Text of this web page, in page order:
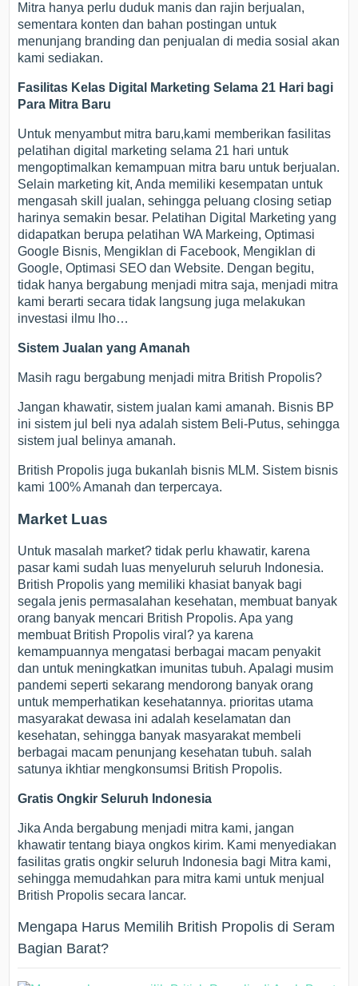
Mitra hanya perlu duduk manis dan rajin berjualan,
sementara konten dan bahan postingan untuk
menunjang branding dan penjualan di media sosial akan
kami sediakan.
Fasilitas Kelas Digital Marketing Selama 21 Hari bagi
Para Mitra Baru
Untuk menyambut mitra baru,kami memberikan fasilitas
pelatihan digital marketing selama 21 hari untuk
mengoptimalkan kemampuan mitra baru untuk berjualan.
Selain marketing kit, Anda memiliki kesempatan untuk
mengasah skill jualan, sehingga peluang closing setiap
harinya semakin besar. Pelatihan Digital Marketing yang
didapatkan berupa pelatihan WA Markeing, Optimasi
Google Bisnis, Mengiklan di Facebook, Mengiklan di
Google, Optimasi SEO dan Website. Dengan begitu,
tidak hanya bergabung menjadi mitra saja, menjadi mitra
kami berarti secara tidak langsung juga melakukan
investasi ilmu lho…
Sistem Jualan yang Amanah
Masih ragu bergabung menjadi mitra British Propolis?
Jangan khawatir, sistem jualan kami amanah. Bisnis BP
ini sistem jul beli nya adalah sistem Beli-Putus, sehingga
sistem jual belinya amanah.
British Propolis juga bukanlah bisnis MLM. Sistem bisnis
kami 100% Amanah dan terpercaya.
Market Luas
Untuk masalah market? tidak perlu khawatir, karena
pasar kami sudah luas menyeluruh seluruh Indonesia.
British Propolis yang memiliki khasiat banyak bagi
segala jenis permasalahan kesehatan, membuat banyak
orang banyak mencari British Propolis. Apa yang
membuat British Propolis viral? ya karena
kemampuannya mengatasi berbagai macam penyakit
dan untuk meningkatkan imunitas tubuh. Apalagi musim
pandemi seperti sekarang mendorong banyak orang
untuk memperhatikan kesehatannya. prioritas utama
masyarakat dewasa ini adalah keselamatan dan
kesehatan, sehingga banyak masyarakat membeli
berbagai macam penunjang kesehatan tubuh. salah
satunya ikhtiar mengkonsumsi British Propolis.
Gratis Ongkir Seluruh Indonesia
Jika Anda bergabung menjadi mitra kami, jangan
khawatir tentang biaya ongkos kirim. Kami menyediakan
fasilitas gratis ongkir seluruh Indonesia bagi Mitra kami,
sehingga memudahkan para mitra kami untuk menjual
British Propolis secara lancar.
Mengapa Harus Memilih British Propolis di Seram
Bagian Barat?